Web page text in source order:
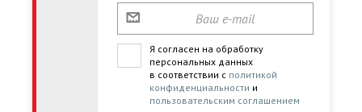
Я согласен на обработку
персональных данных
в соответствии с политикой
конфиденциальности и
пользовательским соглашением